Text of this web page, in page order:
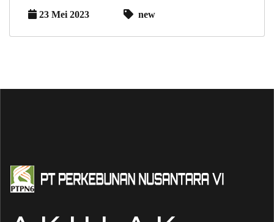
23 Mei 2023 new